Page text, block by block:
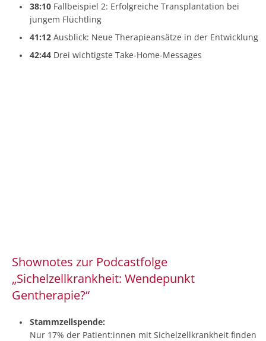
38:10 Fallbeispiel 2: Erfolgreiche Transplantation bei
jungem Flüchtling
41:12 Ausblick: Neue Therapieansätze in der Entwicklung
42:44 Drei wichtigste Take-Home-Messages
Shownotes zur Podcastfolge
„Sichelzellkrankheit: Wendepunkt
Gentherapie?“
Stammzellspende:
Nur 17% der Patient:innen mit Sichelzellkrankheit finden